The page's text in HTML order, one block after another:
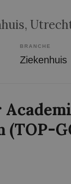
,
BRANCHE
Ziekenhuis